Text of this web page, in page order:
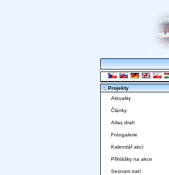
:. Projekty
Aktuality
Články
Atlas drah
Fotogalerie
Kalendář akcí
Přihlášky na akce
Seznam tratí